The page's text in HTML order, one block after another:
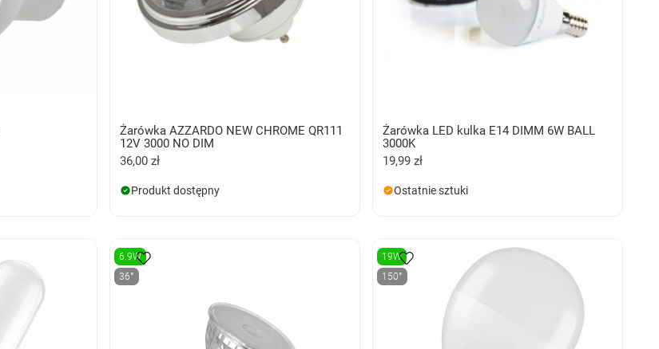
Żarówka AZZARDO NEW CHROME QR111
12V 3000 NO DIM
36,00 zł
Produkt dostępny
Żarówka LED kulka E14 DIMM 6W BALL
3000K
19,99 zł
Ostatnie sztuki
6.9W
36°
19W
150°